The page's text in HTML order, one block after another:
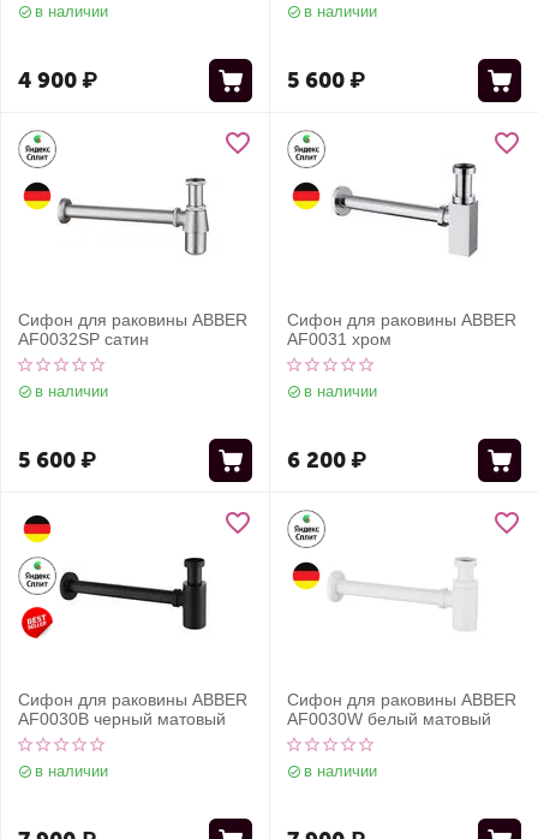
в наличии
4 900₽
в наличии
5 600₽
Сифон для раковины ABBER
AF0032SP сатин
в наличии
5 600₽
Сифон для раковины ABBER
AF0031 хром
в наличии
6 200₽
Сифон для раковины ABBER
AF0030B черный матовый
в наличии
Сифон для раковины ABBER
AF0030W белый матовый
в наличии